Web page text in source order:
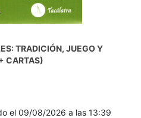
TRADICIÓN, JUEGO Y
CARTAS)
el 09/08/2026 a las 13:39